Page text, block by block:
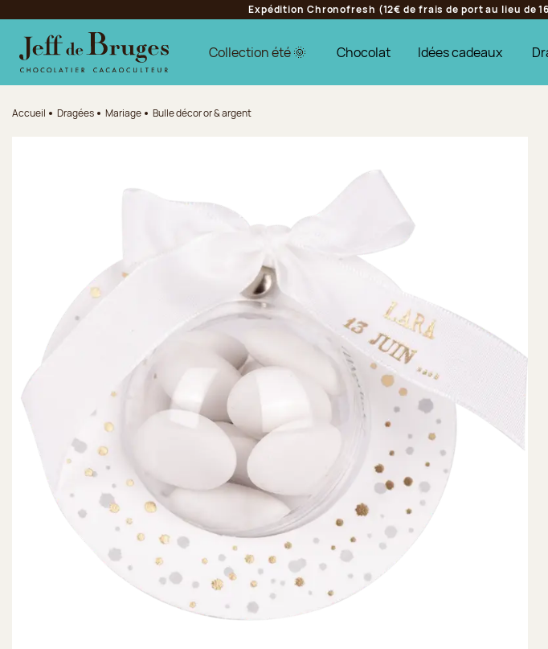
Aller au contenu principal
Aller au pied de page
Expédition Chronofresh (12€ de frais de port au lieu de
Collection été 🌞 Chocolat Idées cadeaux
Accueil Dragées Mariage Bulle décor or & argent